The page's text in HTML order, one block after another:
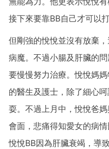
接下來要靠BB自己才可以打
但剛強的悅悅並沒有放棄
病魔。不過小腸及肝臟的
要慢慢努力治療。悅悅媽
的醫生及護士，除了細心
耍。不過上月中，悅悅爸
會面，悲痛得知愛女的病
悅悅BB因為肝臟衰竭，導